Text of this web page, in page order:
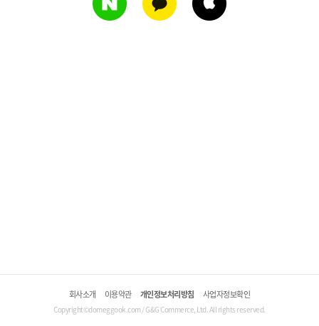
회사소개 이용약관 개인정보처리방침 사업자정보확인
Copyright©domeggook.com / G&G Commerce, Ltd. All rights reserved.